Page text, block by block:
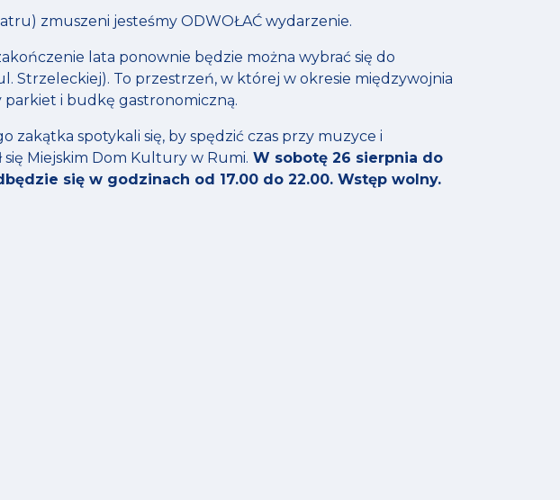
zmuszeni jesteśmy ODWOŁAĆ wydarzenie.
lata ponownie będzie można wybrać się do
Strzeleckiej). To przestrzeń, w której w okresie międzywojnia
i budkę gastronomiczną.
spotykali się, by spędzić czas przy muzyce i
się Miejskim Dom Kultury w Rumi. W sobotę 26 sierpnia do
się w godzinach od 17.00 do 22.00. Wstęp wolny.